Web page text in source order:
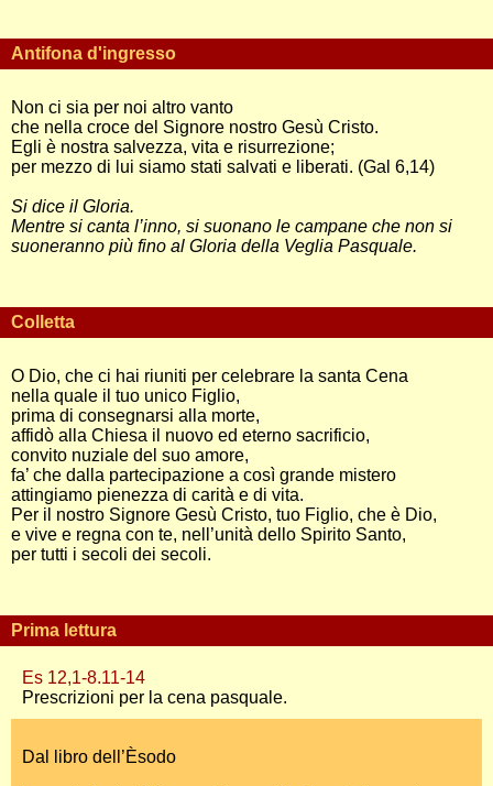
Antifona d'ingresso
Non ci sia per noi altro vanto
che nella croce del Signore nostro Gesù Cristo.
Egli è nostra salvezza, vita e risurrezione;
per mezzo di lui siamo stati salvati e liberati. (Gal 6,14)
Si dice il Gloria.
Mentre si canta l’inno, si suonano le campane che non si
suoneranno più fino al Gloria della Veglia Pasquale.
Colletta
O Dio, che ci hai riuniti per celebrare la santa Cena
nella quale il tuo unico Figlio,
prima di consegnarsi alla morte,
affidò alla Chiesa il nuovo ed eterno sacrificio,
convito nuziale del suo amore,
fa’ che dalla partecipazione a così grande mistero
attingiamo pienezza di carità e di vita.
Per il nostro Signore Gesù Cristo, tuo Figlio, che è Dio,
e vive e regna con te, nell’unità dello Spirito Santo,
per tutti i secoli dei secoli.
Prima lettura
Es 12,1-8.11-14
Prescrizioni per la cena pasquale.
Dal libro dell’Èsodo